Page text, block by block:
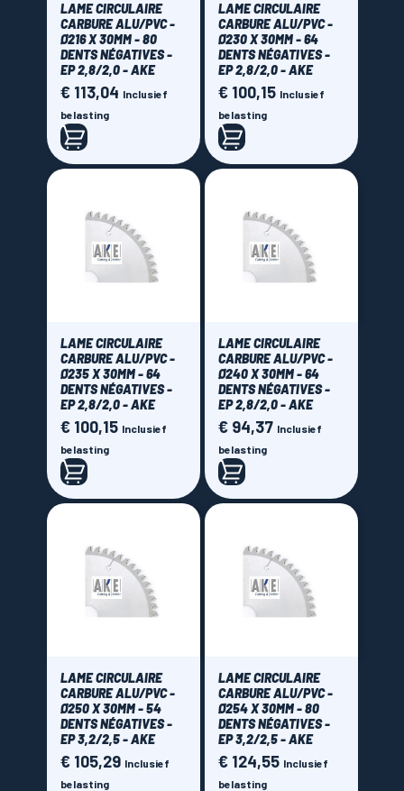
LAME CIRCULAIRE
CARBURE ALU/PVC -
Ø216 X 30MM - 80
DENTS NÉGATIVES -
EP 2,8/2,0 - AKE
Prijs
€ 113,04 Inclusief
belasting
LAME CIRCULAIRE
CARBURE ALU/PVC -
Ø230 X 30MM - 64
DENTS NÉGATIVES -
EP 2,8/2,0 - AKE
Prijs
€ 100,15 Inclusief
belasting
LAME CIRCULAIRE
CARBURE ALU/PVC -
Ø235 X 30MM - 64
DENTS NÉGATIVES -
EP 2,8/2,0 - AKE
Prijs
€ 100,15 Inclusief
belasting
LAME CIRCULAIRE
CARBURE ALU/PVC -
Ø240 X 30MM - 64
DENTS NÉGATIVES -
EP 2,8/2,0 - AKE
Prijs
€ 94,37 Inclusief
belasting
LAME CIRCULAIRE
CARBURE ALU/PVC -
Ø250 X 30MM - 54
DENTS NÉGATIVES -
EP 3,2/2,5 - AKE
Prijs
€ 105,29 Inclusief
belasting
LAME CIRCULAIRE
CARBURE ALU/PVC -
Ø254 X 30MM - 80
DENTS NÉGATIVES -
EP 3,2/2,5 - AKE
Prijs
€ 124,55 Inclusief
belasting